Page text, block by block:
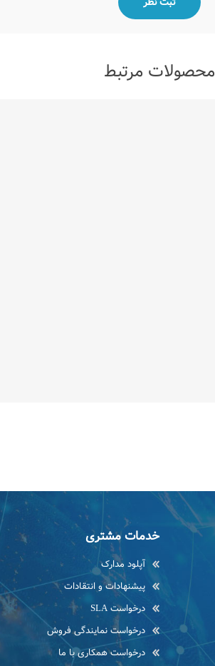
محصولات مرتبط
خدمات مشتری
آپلود مدارک
پیشنهادات و انتقادات
درخواست SLA
درخواست نمایندگی فروش
درخواست همکاری با ما